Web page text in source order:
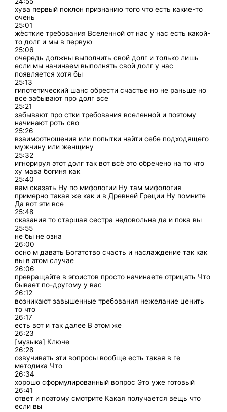
хува первый поклон признанию того что есть какие-то
очень
25:01
жёсткие требования Вселенной от нас у нас есть какой-
то долг и мы в первую
25:06
очередь должны выполнить свой долг и только лишь
если мы начинаем выполнять свой долг у нас
появляется хотя бы
25:13
гипотетический шанс обрести счастье но не раньше но
все забывают про долг все
25:21
забывают про стки требования вселенной и поэтому
начинают роть сво
25:26
взаимоотношения или попытки найти себе подходящего
мужчину или женщину
25:32
игнорируя этот долг так вот всё это обречено на то что
ху мава богиня как
25:40
вам сказать Ну по мифологии Ну там мифология
примерно такая же как и в Древней Греции Ну помните
Да вот эти все
25:48
сказания то старшая сестра недовольна да и пока вы
25:55
не бы не озна
26:00
осно м давать Богатство счасть и наслаждение так как
вы в этом случае
26:06
превращайте в эгоистов просто начинаете отрицать Что
бывает по-другому у вас
26:12
возникают завышенные требования нежелание ценить
то что
26:17
есть вот и так далее В этом же
26:23
[музыка] Ключе
26:28
озвучивать эти вопросы вообще есть такая в ге
методика Что
26:34
хорошо сформулированный вопрос Это уже готовый
26:41
ответ и поэтому смотрите Какая получается вещь что
если вы